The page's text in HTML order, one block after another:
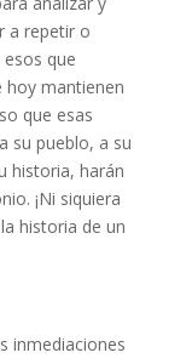
a repetir o
que
hoy mantienen
que esas
su pueblo, a su
historia, harán
¡Ni siquiera
historia de un
inmediaciones